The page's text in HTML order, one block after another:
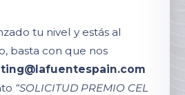
tu nivel y estás al
basta con que nos
“SOLICITUD PREMIO CEL